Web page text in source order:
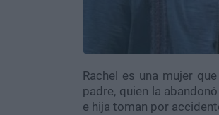
Rachel es una mujer
padre, quien la
e hija toman por